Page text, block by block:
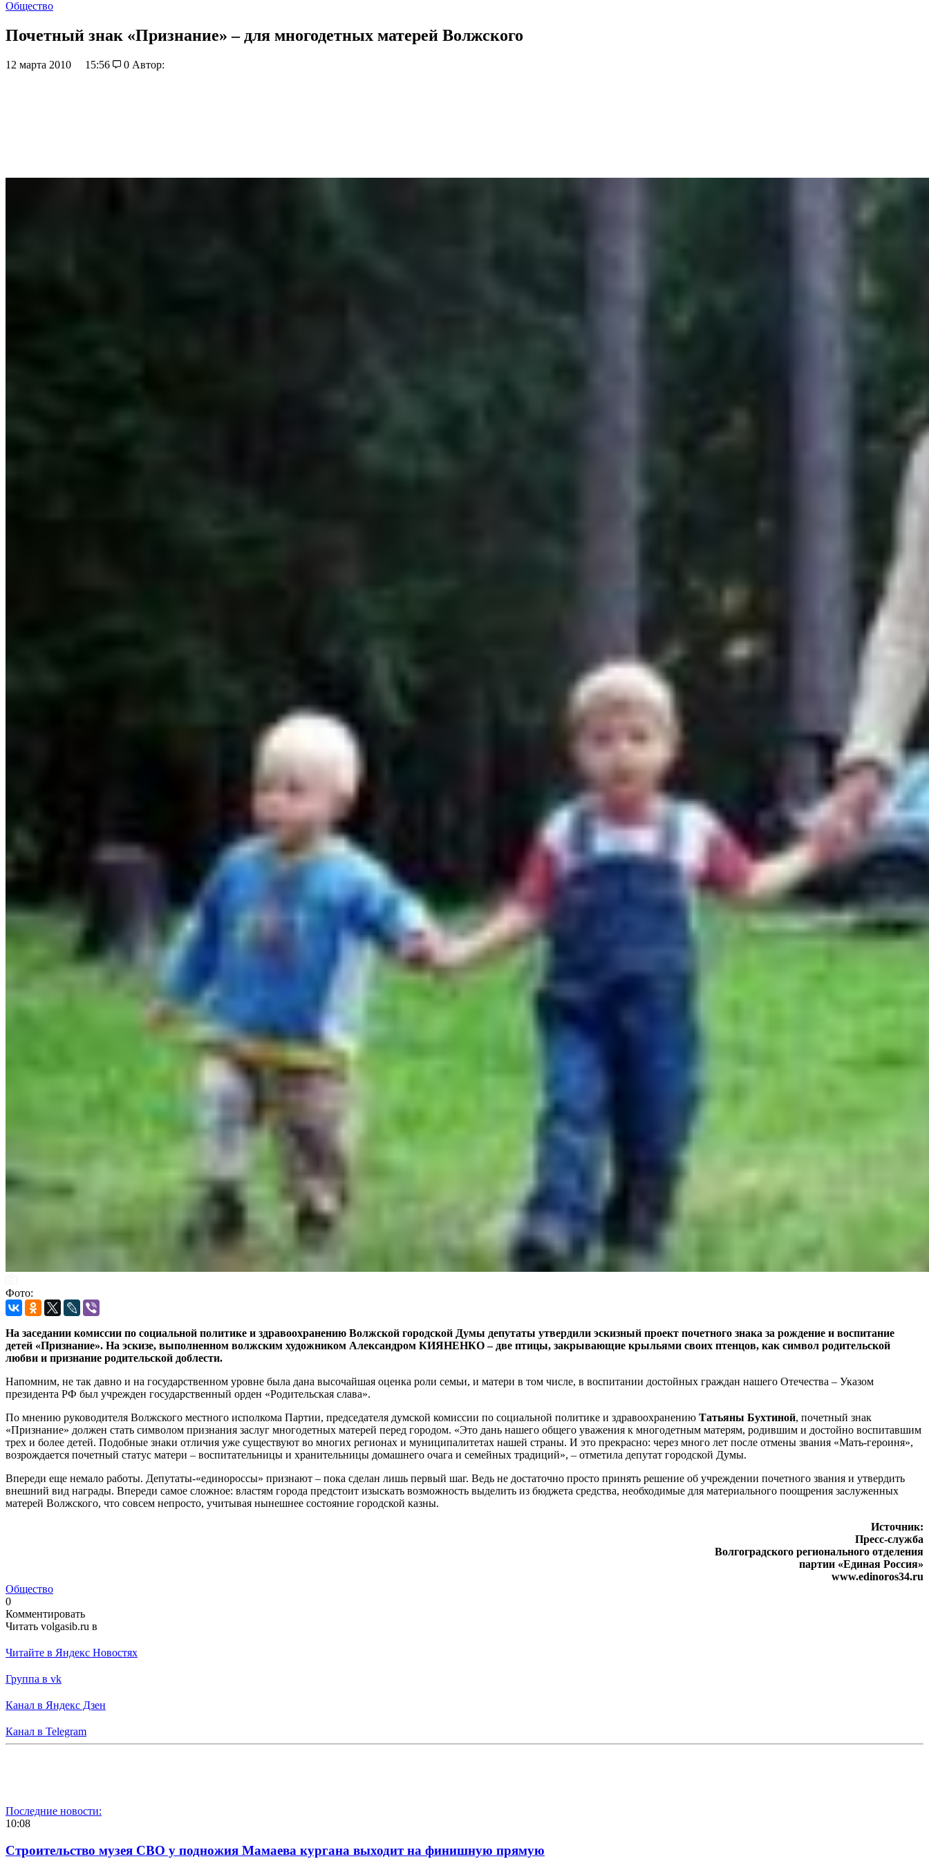
Общество
Почетный знак «Признание» – для многодетных матерей Волжского
12 марта 2010 15:56 0 Автор:
Фото:
На заседании комиссии по социальной политике и здравоохранению Волжской городской Думы депутаты утвердили эскизный проект почетного знака за рождение и воспитание
детей «Признание». На эскизе, выполненном волжским художником Александром КИЯНЕНКО – две птицы, закрывающие крыльями своих птенцов, как символ родительской
любви и признание родительской доблести.
Напомним, не так давно и на государственном уровне была дана высочайшая оценка роли семьи, и матери в том числе, в воспитании достойных граждан нашего Отечества – Указом
президента РФ был учрежден государственный орден «Родительская слава».
По мнению руководителя Волжского местного исполкома Партии, председателя думской комиссии по социальной политике и здравоохранению Татьяны Бухтиной, почетный знак
«Признание» должен стать символом признания заслуг многодетных матерей перед городом. «Это дань нашего общего уважения к многодетным матерям, родившим и достойно воспитавшим
трех и более детей. Подобные знаки отличия уже существуют во многих регионах и муниципалитетах нашей страны. И это прекрасно: через много лет после отмены звания «Мать-героиня»,
возрождается почетный статус матери – воспитательницы и хранительницы домашнего очага и семейных традиций», – отметила депутат городской Думы.
Впереди еще немало работы. Депутаты-«единороссы» признают – пока сделан лишь первый шаг. Ведь не достаточно просто принять решение об учреждении почетного звания и утвердить
внешний вид награды. Впереди самое сложное: властям города предстоит изыскать возможность выделить из бюджета средства, необходимые для материального поощрения заслуженных
матерей Волжского, что совсем непросто, учитывая нынешнее состояние городской казны.
Источник:
Пресс-служба
Волгоградского регионального отделения
партии «Единая Россия»
www.edinoros34.ru
Общество
0
Комментировать
Читать volgasib.ru в
Читайте в Яндекс Новостях
Группа в vk
Канал в Яндекс Дзен
Канал в Telegram
Последние новости:
10:08
Строительство музея СВО у подножия Мамаева кургана выходит на финишную прямую